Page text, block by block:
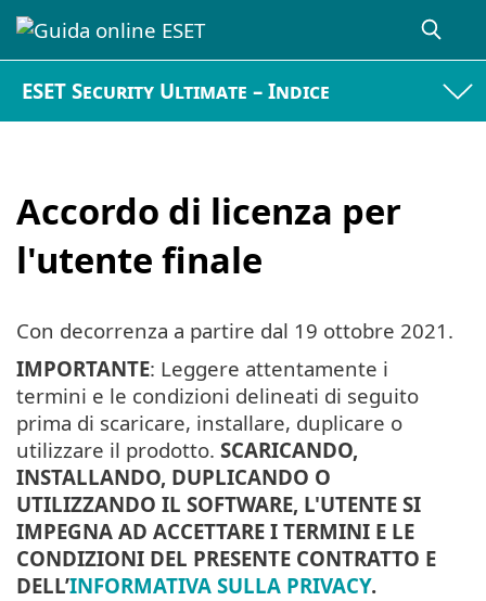
ESET Security Ultimate – Indice
Accordo di licenza per
l'utente finale
Con decorrenza a partire dal 19 ottobre 2021 .
IMPORTANTE: Leggere attentamente i
termini e le condizioni delineati di seguito
prima di scaricare, installare, duplicare o
utilizzare il prodotto. SCARICANDO,
INSTALLANDO, DUPLICANDO O
UTILIZZANDO IL SOFTWARE, L'UTENTE SI
IMPEGNA AD ACCETTARE I TERMINI E LE
CONDIZIONI DEL PRESENTE CONTRATTO E
DELL’INFORMATIVA SULLA PRIVACY.